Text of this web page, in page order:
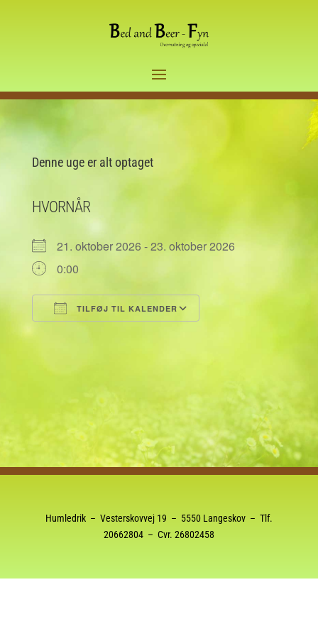
Denne uge er alt optaget
HVORNÅR
21. oktober 2026 - 23. oktober 2026
0:00
TILFØJ TIL KALENDER
Humledrik – Vesterskovvej 19 – 5550 Langeskov – Tlf.
20662804– Cvr. 26802458